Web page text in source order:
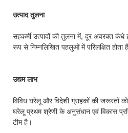
उत्पाद तुलना
सहकर्मी उत्पादों की तुलना में, दूर अवरक्त
रूप से निम्नलिखित पहलुओं में परिलक्षित होता
उद्यम लाभ
विविध घरेलू और विदेशी ग्राहकों की जरूरतों
घरेलू प्रथम श्रेणी के अनुसंधान एवं विकास
टीम है।